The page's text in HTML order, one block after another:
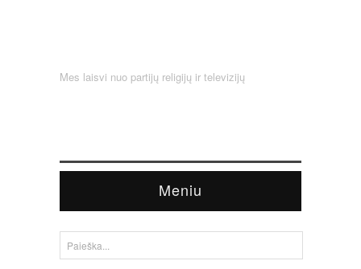
Mes laisvi nuo partijų religijų ir televizijų
Meniu